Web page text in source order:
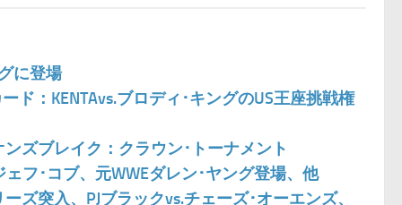
に登場
ド：KENTAvs.ブロディ･キングのUS王座挑戦権
ズブレイク：クラウン･トーナメント
フ･コブ、元WWEダレン･ヤング登場、他
ズ突入、PJブラックvs.チェーズ･オーエンズ、